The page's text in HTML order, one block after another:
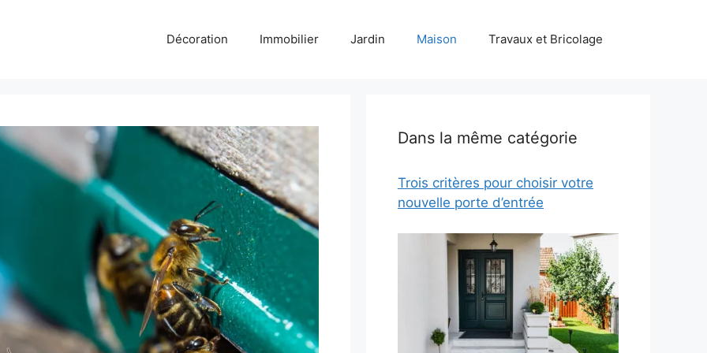
Décoration Immobilier Jardin Maison Travaux et Bricolage
Dans la même catégorie
Trois critères pour choisir votre
nouvelle porte d’entrée